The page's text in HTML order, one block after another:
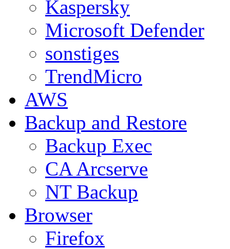
Kaspersky
Microsoft Defender
sonstiges
TrendMicro
AWS
Backup and Restore
Backup Exec
CA Arcserve
NT Backup
Browser
Firefox